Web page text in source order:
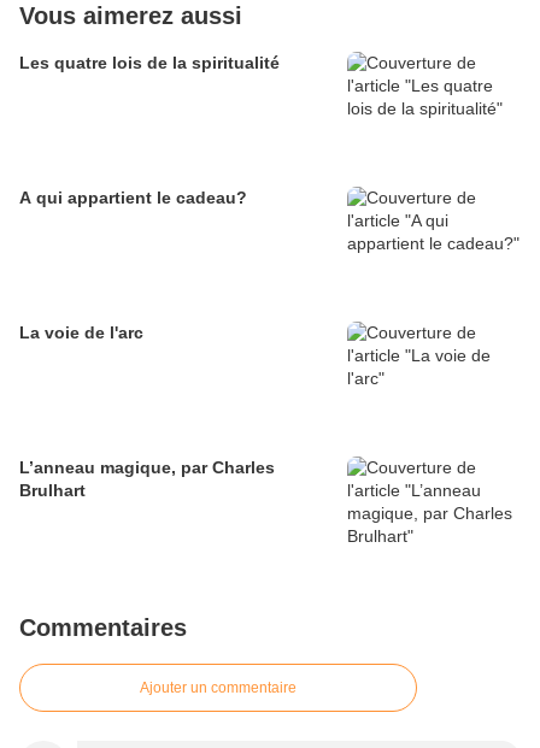
Vous aimerez aussi
Les quatre lois de la spiritualité
A qui appartient le cadeau?
La voie de l'arc
L’anneau magique, par Charles
Brulhart
Commentaires
Ajouter un commentaire